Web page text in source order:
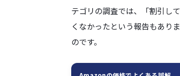
テゴリの調査では、「割引し
くなかったという報告もあり
のです。